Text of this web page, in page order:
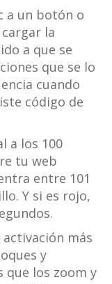
a un botón o
la
a que se
que se lo
cuando
código de
a los 100
tu web
entre 101
Y si es rojo,
más
y
que los zoom y